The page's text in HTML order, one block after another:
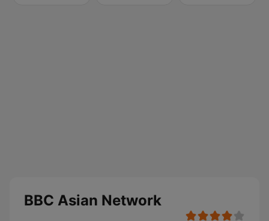
BBC Asian Network